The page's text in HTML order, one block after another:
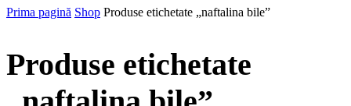
Prima pagină Shop Produse etichetate „naftalina bile”
Produse etichetate